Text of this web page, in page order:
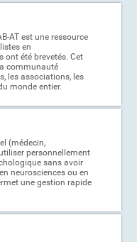
AT est une ressource
en
ont été brevetés. Cet
communauté
les associations, les
monde entier.
(médecin,
personnellement
sans avoir
neurosciences ou en
une gestion rapide